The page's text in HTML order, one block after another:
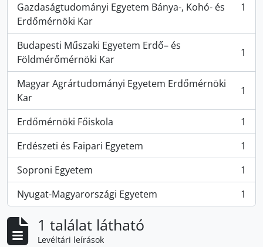
Gazdaságtudományi Egyetem Bánya-, Kohó- és
Erdőmérnöki Kar
, 1 eredmények 1
Budapesti Műszaki Egyetem Erdő– és
Földmérőmérnöki Kar
, 1 eredmények 1
Magyar Agrártudományi Egyetem Erdőmérnöki
Kar
, 1 eredmények 1
Erdőmérnöki Főiskola
, 1 eredmények
1
Erdészeti és Faipari Egyetem
, 1 eredmények
1
Soproni Egyetem
, 1 eredmények
1
Nyugat-Magyarországi Egyetem
, 1 eredmények 1
1 találat látható
Levéltári leírások